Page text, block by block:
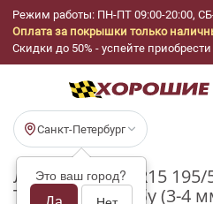
Режим работы: ПН-ПТ 09:00-20:00,
Оплата за покрышки только
Скидки до 50% - успейте
Санкт-Петербург
Это ваш город?
Летние шины R15 195/
Turanza ER300 бу (3-4